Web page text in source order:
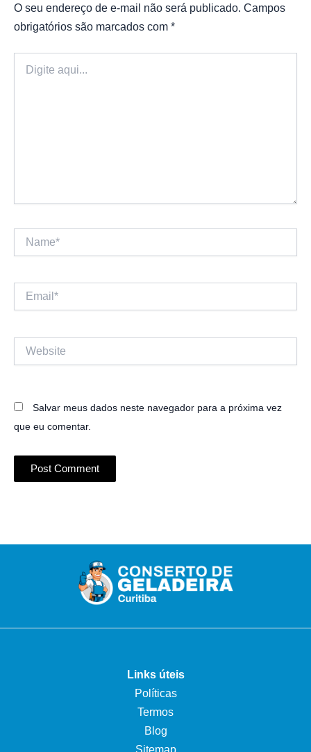
O seu endereço de e-mail não será publicado. Campos
obrigatórios são marcados com *
aqui...
Email*
Salvar meus dados neste navegador para a próxima vez
que eu comentar.
Links úteis
Políticas
Termos
Blog
Sitemap